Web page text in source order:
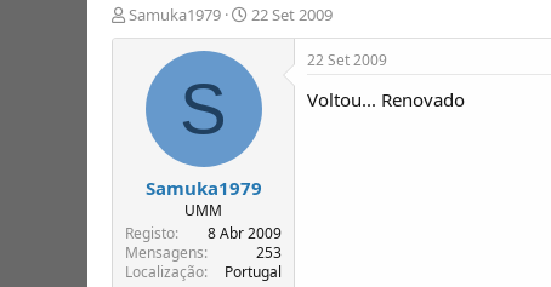
I
n
e
T
ó
Samuka1979
D
a
a
i
í
i
o
22 Set 2009
S
Samuka1979
UMM
Registo
8 Abr 2009
Mensagens
253
Localização
Portugal
22 Set 2009
Voltou... Renovado